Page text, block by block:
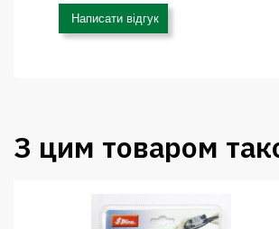
Написати відгук
З цим товаром